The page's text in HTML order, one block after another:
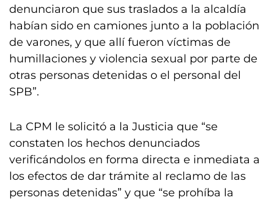
denunciaron que sus traslados a la alcaldía
habían sido en camiones junto a la población
de varones, y que allí fueron víctimas de
humillaciones y violencia sexual por parte de
otras personas detenidas o el personal del
SPB”.
La CPM le solicitó a la Justicia que “se
constaten los hechos denunciados
verificándolos en forma directa e inmediata a
los efectos de dar trámite al reclamo de las
personas detenidas” y que “se prohíba la